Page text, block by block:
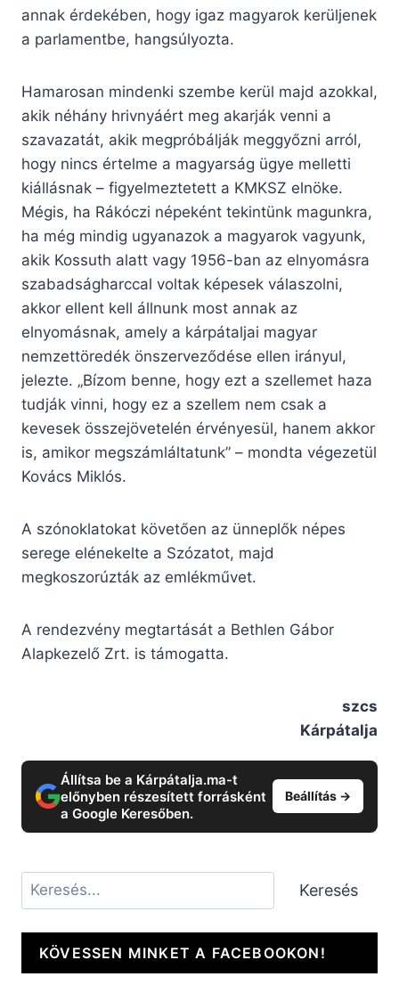
annak érdekében, hogy igaz magyarok kerüljenek
a parlamentbe, hangsúlyozta.
Hamarosan mindenki szembe kerül majd azokkal,
akik néhány hrivnyáért meg akarják venni a
szavazatát, akik megpróbálják meggyőzni arról,
hogy nincs értelme a magyarság ügye melletti
kiállásnak – figyelmeztetett a KMKSZ elnöke.
Mégis, ha Rákóczi népeként tekintünk magunkra,
ha még mindig ugyanazok a magyarok vagyunk,
akik Kossuth alatt vagy 1956-ban az elnyomásra
szabadságharccal voltak képesek válaszolni,
akkor ellent kell állnunk most annak az
elnyomásnak, amely a kárpátaljai magyar
nemzettöredék önszerveződése ellen irányul,
jelezte. „Bízom benne, hogy ezt a szellemet haza
tudják vinni, hogy ez a szellem nem csak a
kevesek összejövetelén érvényesül, hanem akkor
is, amikor megszámláltatunk” – mondta végezetül
Kovács Miklós.
A szónoklatokat követően az ünneplők népes
serege elénekelte a Szózatot, majd
megkoszorúzták az emlékművet.
A rendezvény megtartását a Bethlen Gábor
Alapkezelő Zrt. is támogatta.
szcs
Kárpátalja
Állítsa be a Kárpátalja.ma-t
előnyben részesített forrásként
a Google Keresőben.
Beállítás →
Keresés Keresés
KÖVESSEN MINKET A FACEBOOKON!